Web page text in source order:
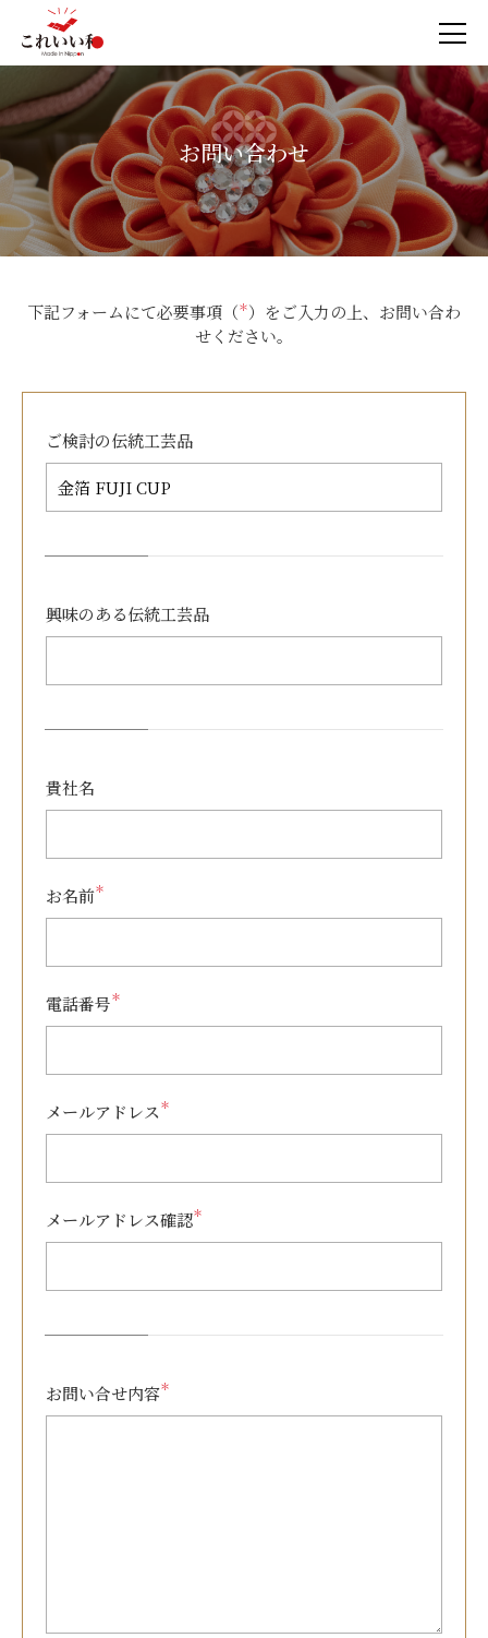
お問い合わせ
下記フォームにて必要事項（＊）をご入力の上、お問い合わ
せください。
ご検討の伝統工芸品
興味のある伝統工芸品
貴社名
お名前＊
電話番号＊
メールアドレス ＊
メールアドレス確認＊
お問い合せ内容＊